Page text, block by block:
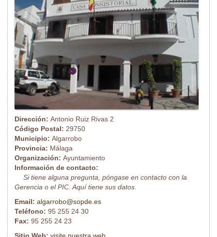
Dirección: Antonio Ruiz Rivas 2
Código Postal: 29750
Municipio: Algarrobo
Provincia: Málaga
Organización: Ayuntamiento
Información de contacto:
Si tiene alguna pregunta, póngase en contacto con la
Gerencia o el PIC. Aquí tiene sus datos.
Email: algarrobo@sopde.es
Teléfono: 95 255 24 30
Fax: 95 255 24 23